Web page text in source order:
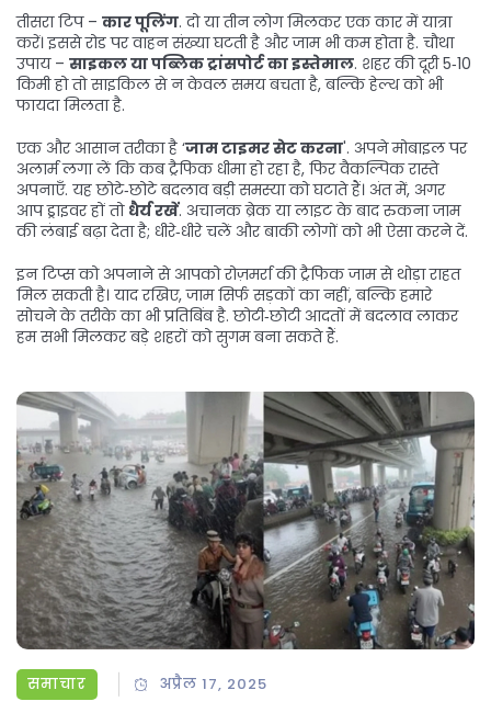
तीसरा टिप – कार पूलिंग. दो या तीन लोग मिलकर एक कार में यात्रा
करें। इससे रोड पर वाहन संख्या घटती है और जाम भी कम होता है. चौथा
उपाय – साइकल या पब्लिक ट्रांसपोर्ट का इस्तेमाल. शहर की दूरी 5‑10
किमी हो तो साइकिल से न केवल समय बचता है, बल्कि हेल्थ को भी
फायदा मिलता है.
एक और आसान तरीका है ‘जाम टाइमर सेट करना'. अपने मोबाइल पर
अलार्म लगा लें कि कब ट्रैफिक धीमा हो रहा है, फिर वैकल्पिक रास्ते
अपनाएँ. यह छोटे‑छोटे बदलाव बड़ी समस्या को घटाते हैं। अंत में, अगर
आप ड्राइवर हों तो धैर्य रखें. अचानक ब्रेक या लाइट के बाद रुकना जाम
की लंबाई बढ़ा देता है; धीरे‑धीरे चलें और बाकी लोगों को भी ऐसा करने दें.
इन टिप्स को अपनाने से आपको रोज़मर्रा की ट्रैफिक जाम से थोड़ा राहत
मिल सकती है। याद रखिए, जाम सिर्फ सड़कों का नहीं, बल्कि हमारे
सोचने के तरीके का भी प्रतिबिंब है. छोटी‑छोटी आदतों में बदलाव लाकर
हम सभी मिलकर बड़े शहरों को सुगम बना सकते हैं.
समाचार अप्रैल 17, 2025